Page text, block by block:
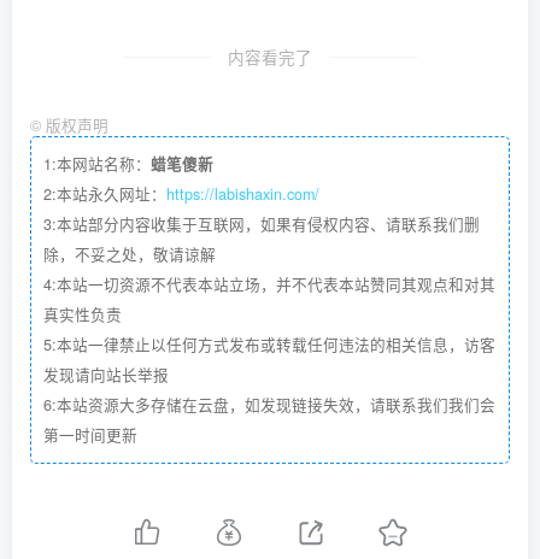
内容看完了
© 版权声明
1:本网站名称： 蜡笔傻新
2:本站永久网址： https://labishaxin.com/
3:本站部分内容收集于互联网，如果有侵权内容、请联系我们删
除，不妥之处，敬请谅解
4:本站一切资源不代表本站立场，并不代表本站赞同其观点和对其
真实性负责
5:本站一律禁止以任何方式发布或转载任何违法的相关信息，访客
发现请向站长举报
6:本站资源大多存储在云盘，如发现链接失效，请联系我们我们会
第一时间更新